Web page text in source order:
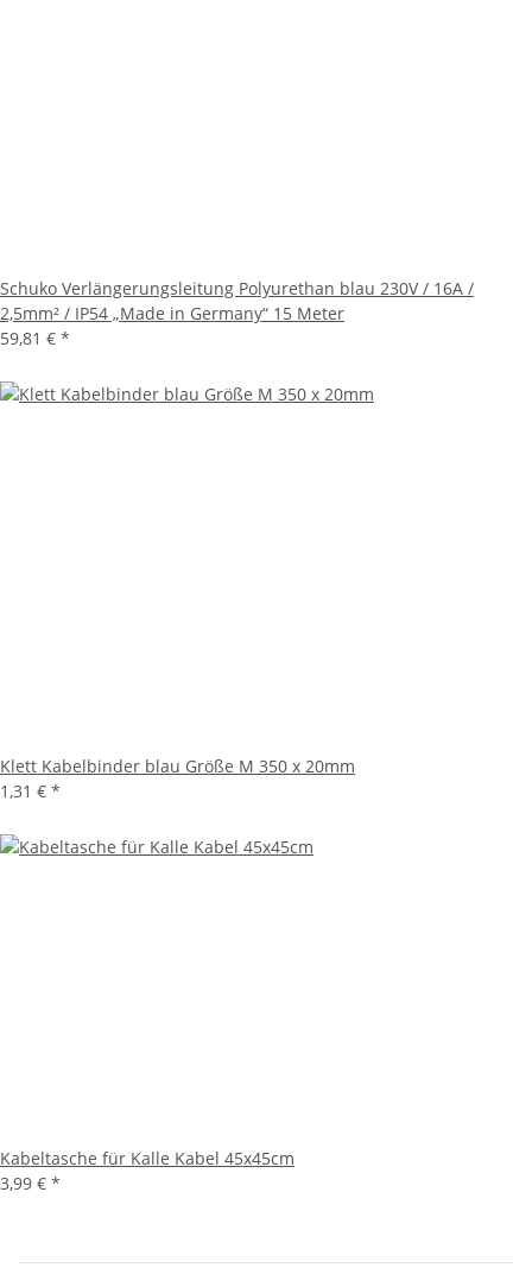
Schuko Verlängerungsleitung Polyurethan blau 230V / 16A /
2,5mm² / IP54 „Made in Germany“ 15 Meter
59,81 € *
Klett Kabelbinder blau Größe M 350 x 20mm
1,31 € *
Kabeltasche für Kalle Kabel 45x45cm
3,99 € *